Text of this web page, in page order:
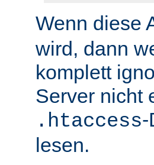
Wenn diese
wird, dann
komplett
Server nicht
.htaccess-
lesen.